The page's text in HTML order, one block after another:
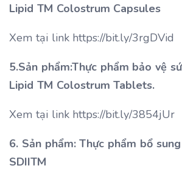
Lipid TM Colostrum Capsules
Xem tại link https://bit.ly/3rgDVid
5.Sản phẩm:Thực phẩm bảo vệ
Lipid TM Colostrum Tablets.
Xem tại link https://bit.ly/3854jUr
6. Sản phẩm: Thực phẩm bổ
SDIITM